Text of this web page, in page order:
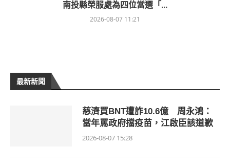
南投縣榮服處為四位當選「...
2026-08-07 11:21
最新新聞
慈濟買BNT遭詐10.6億 周永鴻：
當年罵政府擋疫苗，江啟臣該道歉
2026-08-07 15:28